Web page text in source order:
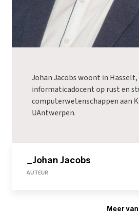
Johan Jacobs woont in Hasselt,
informaticadocent op rust en
computerwetenschappen aan
UAntwerpen.
_Johan Jacobs
AUTEUR
Meer